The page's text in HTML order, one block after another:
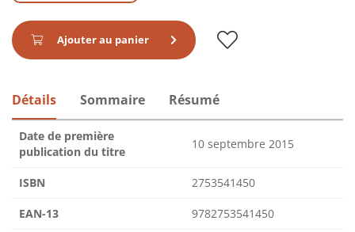
Ajouter au panier
Détails Sommaire Résumé
Date de première
publication du titre
10 septembre 2015
ISBN 2753541450
EAN-13 9782753541450